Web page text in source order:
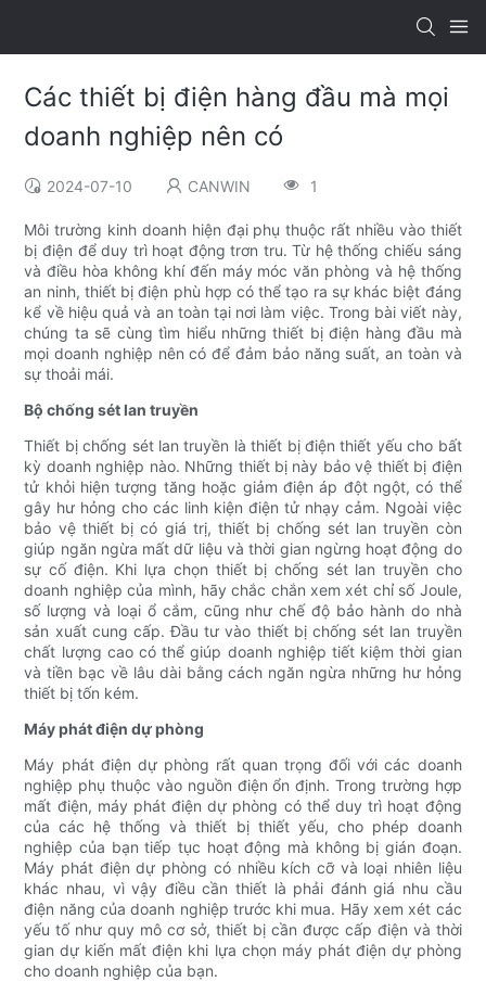
Các thiết bị điện hàng đầu mà mọi
doanh nghiệp nên có
2024-07-10 CANWIN 1
Môi trường kinh doanh hiện đại phụ thuộc rất nhiều vào thiết
bị điện để duy trì hoạt động trơn tru. Từ hệ thống chiếu sáng
và điều hòa không khí đến máy móc văn phòng và hệ thống
an ninh, thiết bị điện phù hợp có thể tạo ra sự khác biệt đáng
kể về hiệu quả và an toàn tại nơi làm việc. Trong bài viết này,
chúng ta sẽ cùng tìm hiểu những thiết bị điện hàng đầu mà
mọi doanh nghiệp nên có để đảm bảo năng suất, an toàn và
sự thoải mái.
Bộ chống sét lan truyền
Thiết bị chống sét lan truyền là thiết bị điện thiết yếu cho bất
kỳ doanh nghiệp nào. Những thiết bị này bảo vệ thiết bị điện
tử khỏi hiện tượng tăng hoặc giảm điện áp đột ngột, có thể
gây hư hỏng cho các linh kiện điện tử nhạy cảm. Ngoài việc
bảo vệ thiết bị có giá trị, thiết bị chống sét lan truyền còn
giúp ngăn ngừa mất dữ liệu và thời gian ngừng hoạt động do
sự cố điện. Khi lựa chọn thiết bị chống sét lan truyền cho
doanh nghiệp của mình, hãy chắc chắn xem xét chỉ số Joule,
số lượng và loại ổ cắm, cũng như chế độ bảo hành do nhà
sản xuất cung cấp. Đầu tư vào thiết bị chống sét lan truyền
chất lượng cao có thể giúp doanh nghiệp tiết kiệm thời gian
và tiền bạc về lâu dài bằng cách ngăn ngừa những hư hỏng
thiết bị tốn kém.
Máy phát điện dự phòng
Máy phát điện dự phòng rất quan trọng đối với các doanh
nghiệp phụ thuộc vào nguồn điện ổn định. Trong trường hợp
mất điện, máy phát điện dự phòng có thể duy trì hoạt động
của các hệ thống và thiết bị thiết yếu, cho phép doanh
nghiệp của bạn tiếp tục hoạt động mà không bị gián đoạn.
Máy phát điện dự phòng có nhiều kích cỡ và loại nhiên liệu
khác nhau, vì vậy điều cần thiết là phải đánh giá nhu cầu
điện năng của doanh nghiệp trước khi mua. Hãy xem xét các
yếu tố như quy mô cơ sở, thiết bị cần được cấp điện và thời
gian dự kiến ​​mất điện khi lựa chọn máy phát điện dự phòng
cho doanh nghiệp của bạn.